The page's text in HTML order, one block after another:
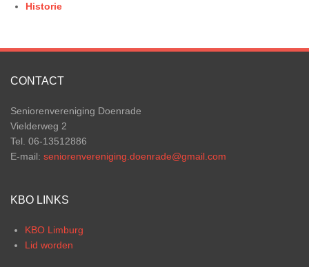
Historie
CONTACT
Seniorenvereniging Doenrade
Vielderweg 2
Tel. 06-13512886
E-mail: seniorenvereniging.doenrade@gmail.com
KBO LINKS
KBO Limburg
Lid worden